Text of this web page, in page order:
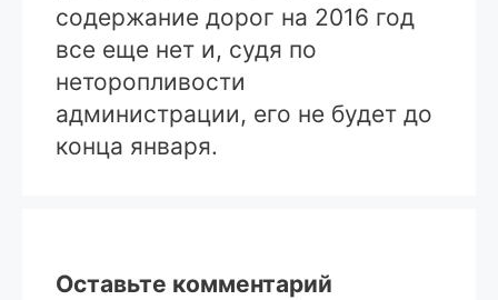
содержание дорог на 2016 год
все еще нет и, судя по
неторопливости
администрации, его не будет до
конца января.
Оставьте комментарий